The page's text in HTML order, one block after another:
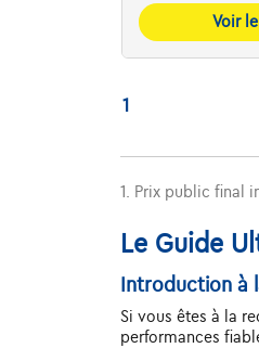
Voir
1
1. Prix public final
Le Guide
Introduction à
Si vous êtes à la
performances